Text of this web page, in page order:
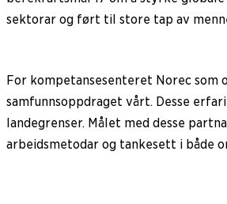
sektorar og ført til store tap av
For kompetansesenteret Norec
samfunnsoppdraget vårt. Desse
landegrenser. Målet med desse
arbeidsmetodar og tankesett i både